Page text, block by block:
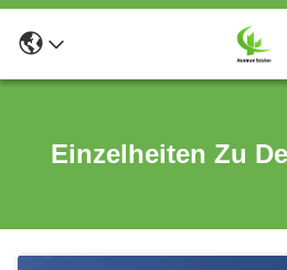
Einzelheiten Zu